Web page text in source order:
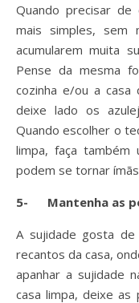
Quando precisar
mais simples, sem
acumularem muita
Pense da mesma
cozinha e/ou a casa
deixe lado os
Quando escolher o
limpa, faça também
podem se tornar
5- Mantenha as
A sujidade gosta
recantos da casa,
apanhar a sujidade
casa limpa, deixe